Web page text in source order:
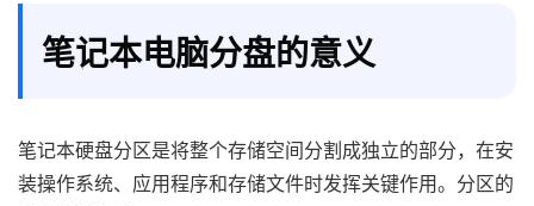
笔记本电脑分盘的意义
笔记本硬盘分区是将整个存储空间分割成独立的部分，在安
装操作系统、应用程序和存储文件时发挥关键作用。分区的